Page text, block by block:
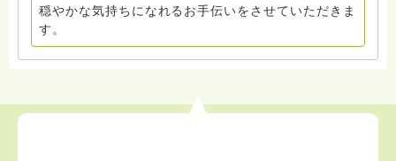
穏やかな気持ちになれるお手伝いをさせていただきま
す。